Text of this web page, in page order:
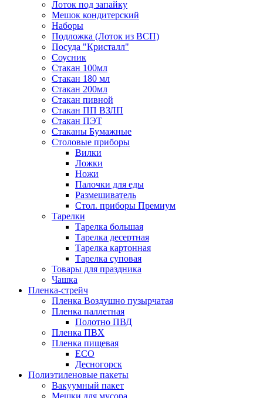
Лоток под запайку
Мешок кондитерский
Наборы
Подложка (Лоток из ВСП)
Посуда "Кристалл"
Соусник
Стакан 100мл
Стакан 180 мл
Стакан 200мл
Стакан пивной
Стакан ПП ВЗЛП
Стакан ПЭТ
Стаканы Бумажные
Столовые приборы
Вилки
Ложки
Ножи
Палочки для еды
Размешиватель
Стол. приборы Премиум
Тарелки
Тарелка большая
Тарелка десертная
Тарелка картонная
Тарелка суповая
Товары для праздника
Чашка
Пленка-стрейч
Пленка Воздушно пузырчатая
Пленка паллетная
Полотно ПВД
Пленка ПВХ
Пленка пищевая
ECO
Десногорск
Полиэтиленовые пакеты
Вакуумный пакет
Мешки для мусора